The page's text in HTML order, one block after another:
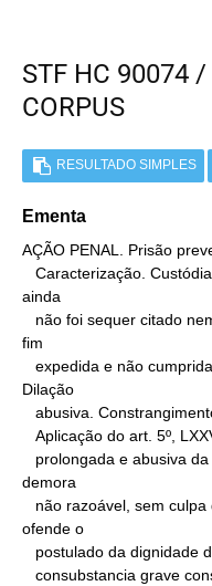
STF HC 90074
CORPUS
RESULTADO SIMPLES
Ementa
AÇÃO PENAL. Prisão
ainda
fim
Dilação
demora
ofende o
consubstancia grave